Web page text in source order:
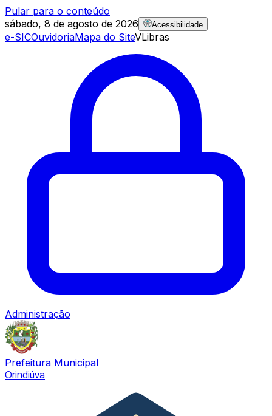
Pular para o conteúdo
sábado, 8 de agosto de 2026
Acessibilidade
e-SICOuvidoriaMapa do SiteVLibras
Administração
Prefeitura Municipal
Orindiúva